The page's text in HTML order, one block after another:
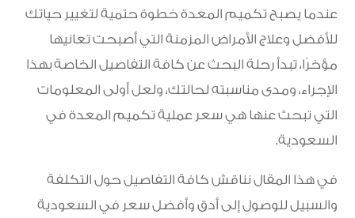
عندما يصبح تكميم المعدة خطوة حتمية لتغيير حياتك
للأفضل وعلاج الأمراض المزمنة التي أصبحت تعانيها
مؤخرًا، تبدأ رحلة البحث عن كافة التفاصيل الخاصة بهذا
الإجراء، ومدى مناسبته لحالتك، ولعل أولى المعلومات
التي تبحث عنها هي سعر عملية تكميم المعدة في
السعودية.
في هذا المقال نناقش كافة التفاصيل حول التكلفة
والسبيل للوصول إلى أدق وأفضل سعر في السعودية